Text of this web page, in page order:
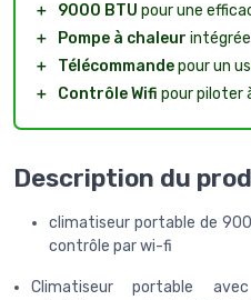
＋
9000 BTU pour une
＋
Pompe à chaleur intégrée
＋
Télécommandepour un
＋
Contrôle Wifi pour piloter
Description du
climatiseur portable de
contrôle par wi-fi
Climatiseur portable